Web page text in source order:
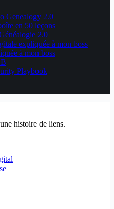
Genealogy 2.0
en 50 leçons
2.0
expliquée à mon boss
à mon boss
Playbook
histoire de liens.